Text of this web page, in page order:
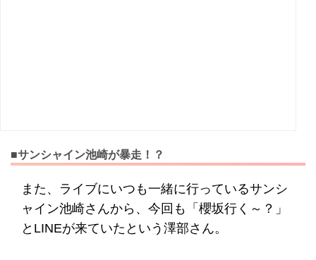
■サンシャイン池崎が暴走！？
また、ライブにいつも一緒に行っているサンシ
ャイン池崎さんから、今回も「櫻坂行く～？」
とLINEが来ていたという澤部さん。